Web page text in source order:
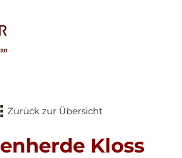
Zurück zur Übersicht
Kloss